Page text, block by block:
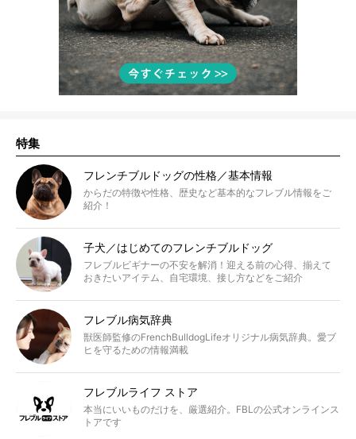
特集
フレンチブルドッグの性格／基本情報
からだの特徴や性格、歴史など基本的なフレブル情報をご
紹介！
子犬／はじめてのフレンチブルドッグ
フレブルビギナーの不安を解消！迎える前の心得、揃えて
おきたいアイテム、自宅環境、接し方などをご紹介
フレブル病気辞典
獣医師監修のFrenchBulldogLifeオリジナル病気辞典。愛ブ
ヒを守るための情報満載
フレブルライフ ストア
本当にいいものだけを、厳選紹介。FBLの公式オンラインス
トアです